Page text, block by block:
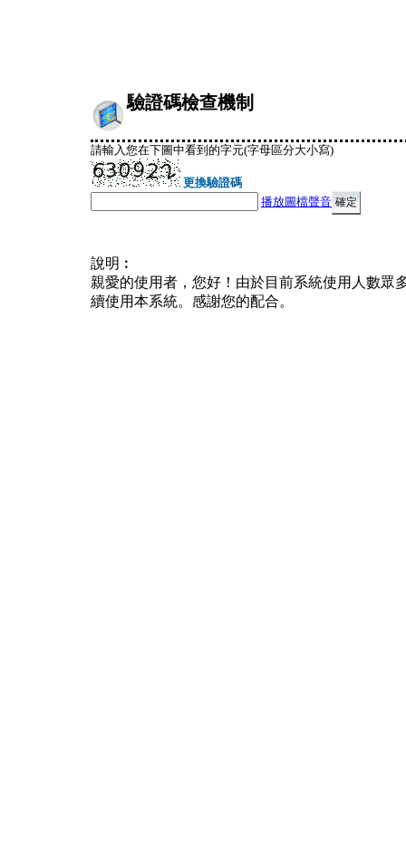
驗證碼檢查機制
請輸入您在下圖中看到的字元(字母區分大小寫)
更換驗證碼
播放圖檔聲音
說明︰
親愛的使用者，您好！由於目前系統使用人數眾
續使用本系統。感謝您的配合。